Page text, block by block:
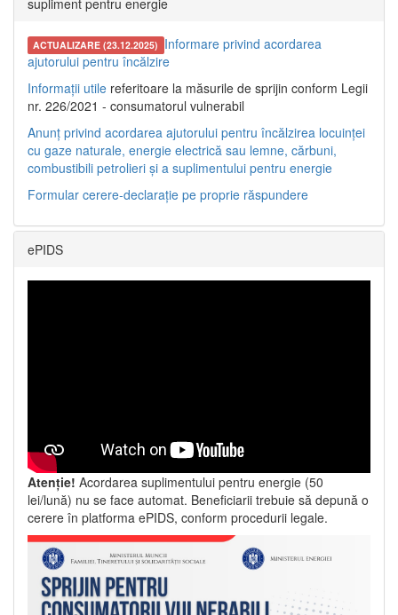
supliment pentru energie
ACTUALIZARE (23.12.2025) Informare privind acordarea
ajutorului pentru încălzire
Informații utile referitoare la măsurile de sprijin conform Legii
nr. 226/2021 - consumatorul vulnerabil
Anunț privind acordarea ajutorului pentru încălzirea locuinței
cu gaze naturale, energie electrică sau lemne, cărbuni,
combustibili petrolieri și a suplimentului pentru energie
Formular cerere-declarație pe proprie răspundere
ePIDS
Atenție! Acordarea suplimentului pentru energie (50
lei/lună) nu se face automat. Beneficiarii trebuie să depună o
cerere în platforma ePIDS, conform procedurii legale.